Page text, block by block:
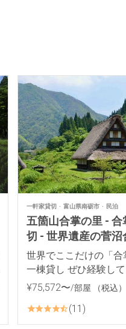
一軒家貸切 富山県南砺市 民泊
五箇山合掌の里 -
切 - 世界遺産の菅沼
り徒歩5分！
世界でここだけの「
一棟貸し ぜひ経験し
¥75,572〜/部屋 （税込）
11